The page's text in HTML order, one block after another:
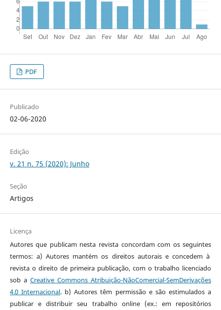
PDF
Publicado
02-06-2020
Edição
v. 21 n. 75 (2020): Junho
Seção
Artigos
Licença
Autores que publicam nesta revista concordam com os seguintes
termos: a) Autores mantém os direitos autorais e concedem à
revista o direito de primeira publicação, com o trabalho licenciado
sob a Creative Commons Atribuição-NãoComercial-SemDerivações
4.0 Internacional. b) Autores têm permissão e são estimulados a
publicar e distribuir seu trabalho online (ex.: em repositórios